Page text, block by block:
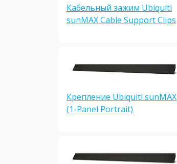
Кабельный зажим Ubiquiti
sunMAX Cable Support Clips
Крепление Ubiquiti sunMAX
(1-Panel Portrait)